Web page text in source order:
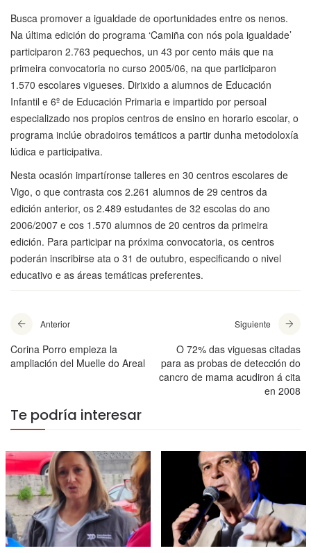
Busca promover a igualdade de oportunidades entre os nenos.
Na última edición do programa ‘Camiña con nós pola igualdade’
participaron 2.763 pequechos, un 43 por cento máis que na
primeira convocatoria no curso 2005/06, na que participaron
1.570 escolares vigueses. Dirixido a alumnos de Educación
Infantil e 6º de Educación Primaria e impartido por persoal
especializado nos propios centros de ensino en horario escolar, o
programa inclúe obradoiros temáticos a partir dunha metodoloxía
lúdica e participativa.
Nesta ocasión impartíronse talleres en 30 centros escolares de
Vigo, o que contrasta cos 2.261 alumnos de 29 centros da
edición anterior, os 2.489 estudantes de 32 escolas do ano
2006/2007 e cos 1.570 alumnos de 20 centros da primeira
edición. Para participar na próxima convocatoria, os centros
poderán inscribirse ata o 31 de outubro, especificando o nivel
educativo e as áreas temáticas preferentes.
Anterior
Corina Porro empieza la
ampliación del Muelle do Areal
Siguiente
O 72% das viguesas citadas
para as probas de detección do
cancro de mama acudiron á cita
en 2008
Te podría interesar